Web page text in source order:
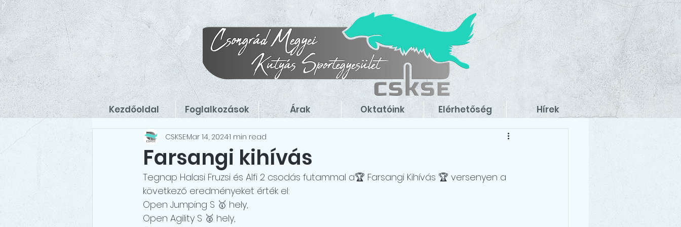
Kezdőoldal Foglalkozások Árak Oktatóink Elérhetőség Hírek
Farsangi kihívás
CSKSEMar 14, 20241 min read
Tegnap Halasi Fruzsi és Alfi 2 csodás futammal a🏆 Farsangi Kihívás 🏆 versenyen a
következő eredményeket érték el:
Open Jumping S 🥇 hely,
Open Agility S 🥈 hely,